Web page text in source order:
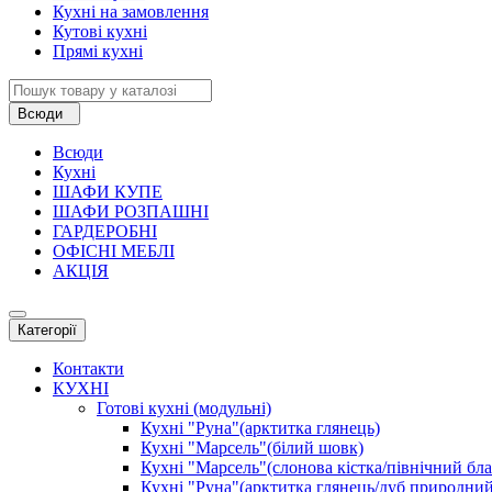
Кухні на замовлення
Кутові кухні
Прямі кухні
Всюди
Всюди
Кухні
ШАФИ КУПЕ
ШАФИ РОЗПАШНІ
ГАРДЕРОБНІ
ОФІСНІ МЕБЛІ
АКЦІЯ
Категорії
Контакти
КУХНІ
Готові кухні (модульні)
Кухні "Руна"(арктитка глянець)
Кухні "Марсель"(білий шовк)
Кухні "Марсель"(слонова кістка/північний
Кухні "Руна"(арктитка глянець/дуб